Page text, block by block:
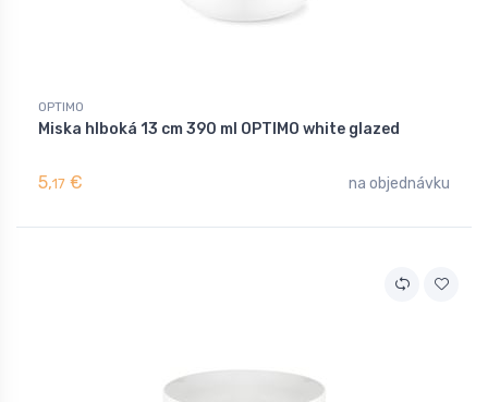
OPTIMO
Miska hlboká 13 cm 390 ml OPTIMO white glazed
5,17 € na objednávku